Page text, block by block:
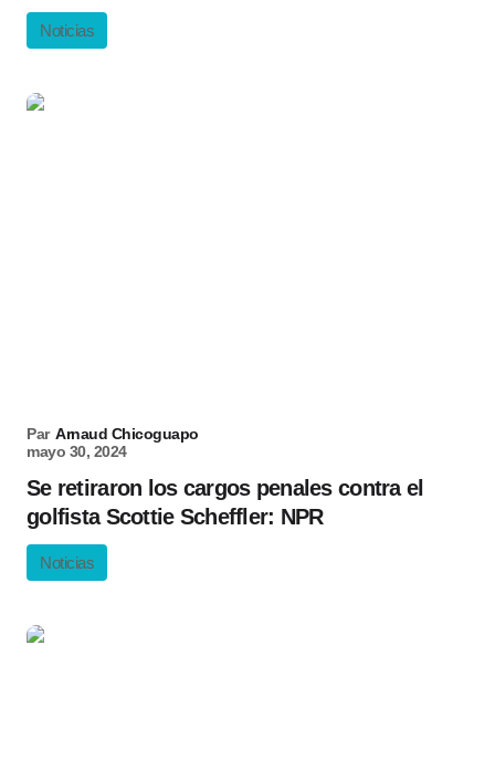
Noticias
Par Arnaud Chicoguapo
mayo 30, 2024
Se retiraron los cargos penales contra el
golfista Scottie Scheffler: NPR
Noticias